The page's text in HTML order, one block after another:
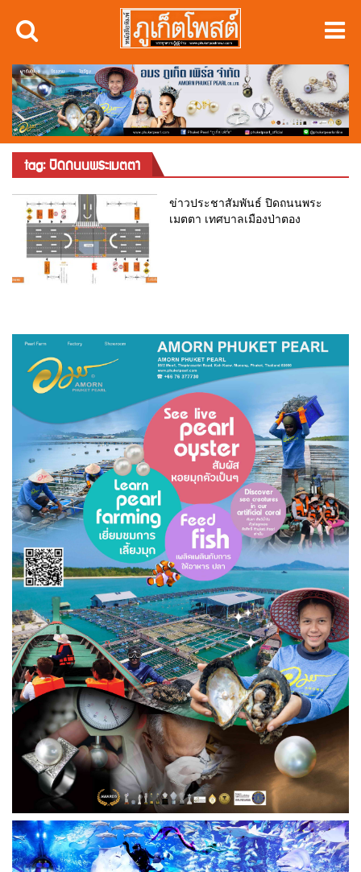
tag: ปิดถนนพระเมตตา
ข่าวประชาสัมพันธ์ ปิดถนนพระ
เมตตา เทศบาลเมืองป่าตอง